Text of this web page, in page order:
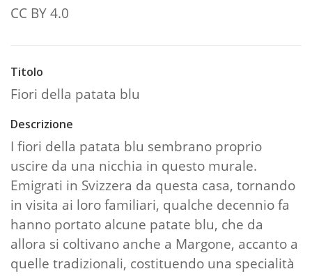
CC BY 4.0
Titolo
Fiori della patata blu
Descrizione
I fiori della patata blu sembrano proprio
uscire da una nicchia in questo murale.
Emigrati in Svizzera da questa casa, tornando
in visita ai loro familiari, qualche decennio fa
hanno portato alcune patate blu, che da
allora si coltivano anche a Margone, accanto a
quelle tradizionali, costituendo una specialità